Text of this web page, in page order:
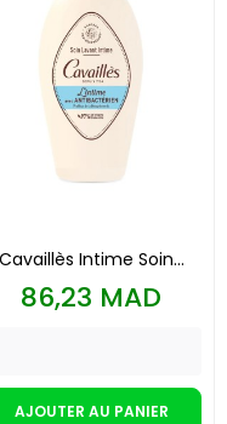
Cavaillès Intime Soin...
Prix
86,23 MAD
AJOUTER AU PANIER